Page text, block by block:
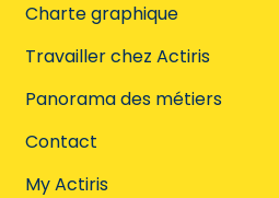
Charte graphique
Travailler chez Actiris
Panorama des métiers
Contact
My Actiris